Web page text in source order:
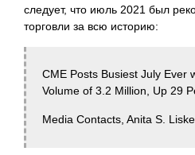
следует, что июль 2021 был
торговли за всю историю:
CME Posts Busiest July Ever
Volume of 3.2 Million, Up 29
Media Contacts, Anita S. Liske